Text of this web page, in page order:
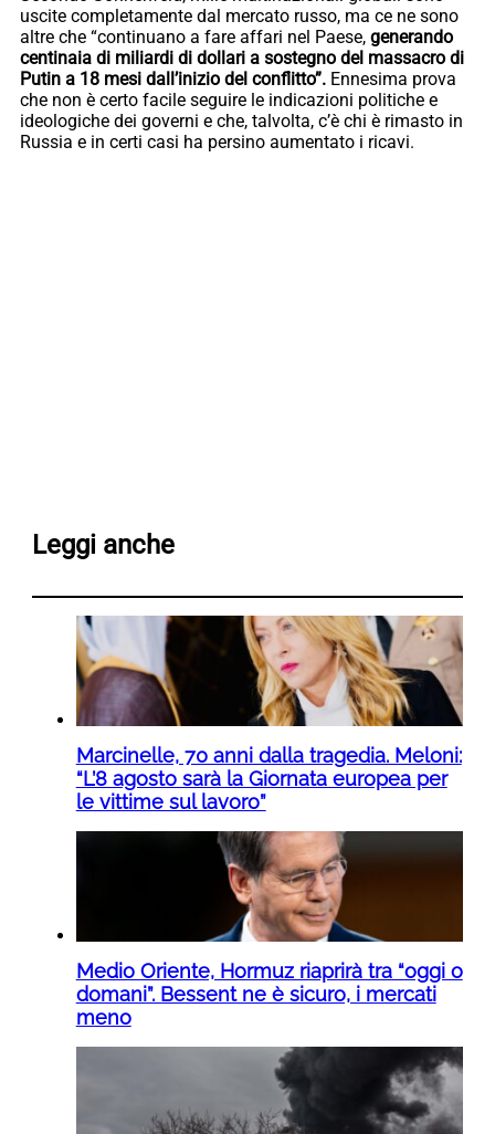
uscite completamente dal mercato russo, ma ce ne sono
altre che “continuano a fare affari nel Paese, generando
centinaia di miliardi di dollari a sostegno del massacro di
Putin a 18 mesi dall’inizio del conflitto”. Ennesima prova
che non è certo facile seguire le indicazioni politiche e
ideologiche dei governi e che, talvolta, c’è chi è rimasto in
Russia e in certi casi ha persino aumentato i ricavi.
Leggi anche
Marcinelle, 70 anni dalla tragedia. Meloni:
“L’8 agosto sarà la Giornata europea per
le vittime sul lavoro”
Medio Oriente, Hormuz riaprirà tra “oggi o
domani”. Bessent ne è sicuro, i mercati
meno